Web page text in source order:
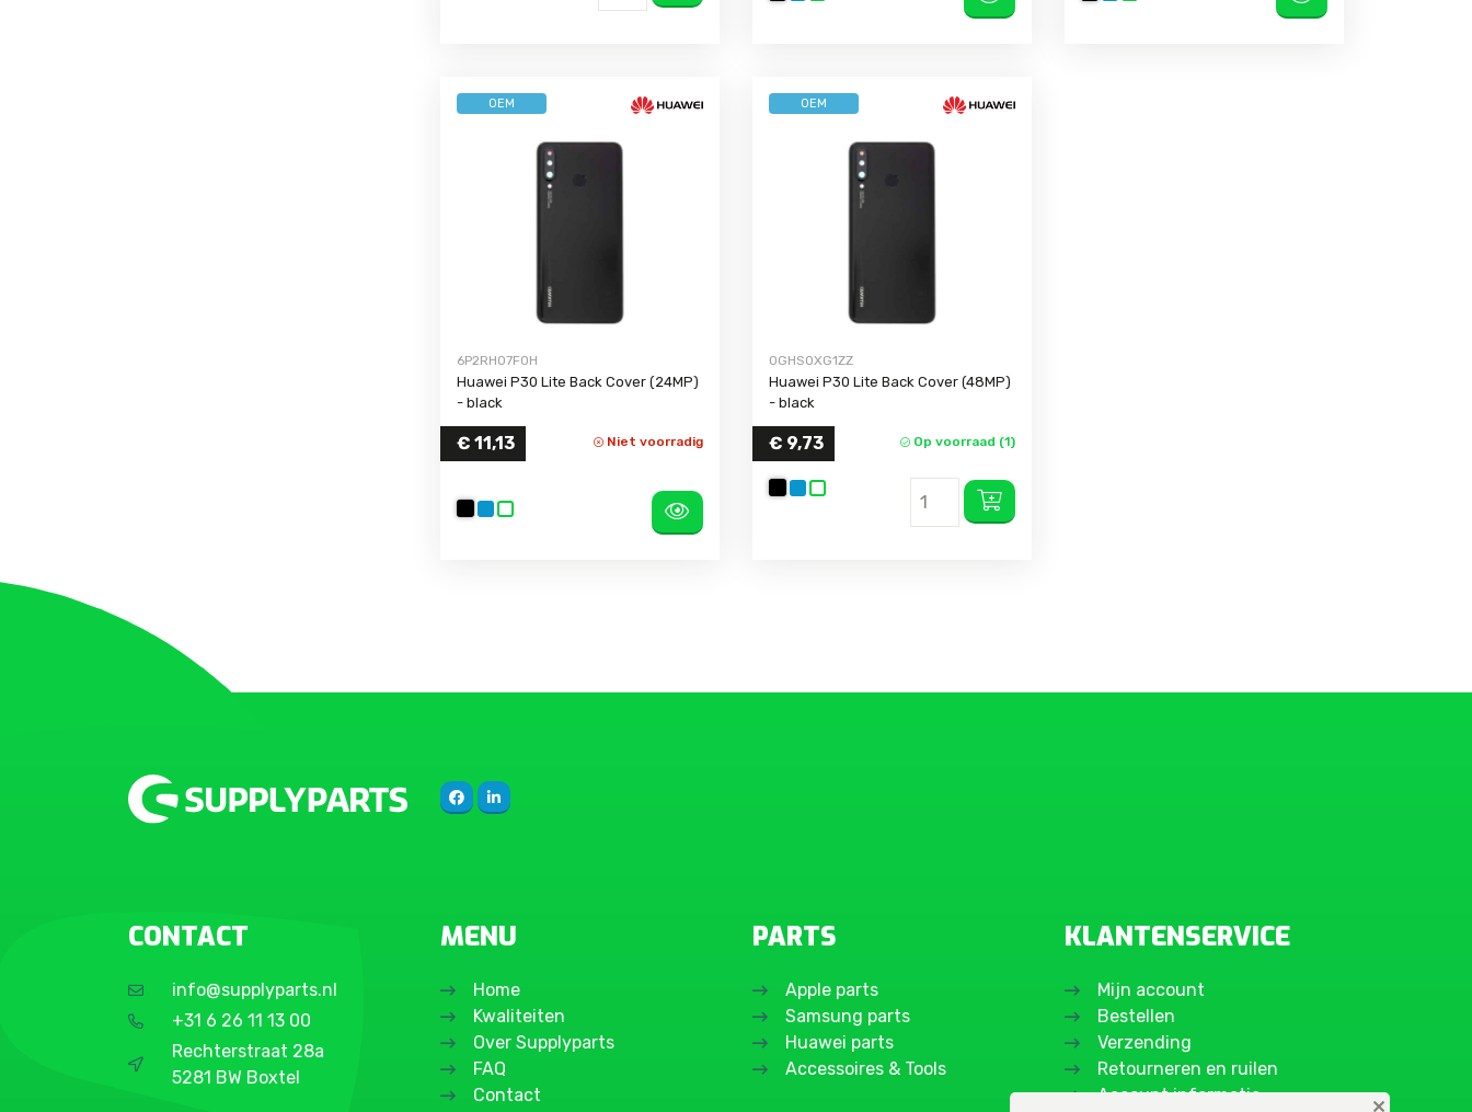
OEM
6P2RHO7F0H
Huawei P30 Lite Back Cover (24MP)
- black
€ 11,13 Niet voorradig
OEM
OGHSOXG1ZZ
Huawei P30 Lite Back Cover (48MP)
- black
€ 9,73 Op voorraad (1)
CONTACT
info@supplyparts.nl
+31 6 26 11 13 00
Rechterstraat 28a
5281 BW Boxtel
MENU
Home
Kwaliteiten
Over Supplyparts
FAQ
Contact
PARTS
Apple parts
Samsung parts
Huawei parts
Accessoires & Tools
KLANTENSERVICE
Mijn account
Bestellen
Verzending
Retourneren en ruilen
Account informatie